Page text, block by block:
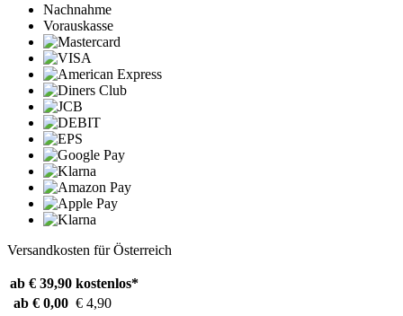
Nachnahme
Vorauskasse
Versandkosten für Österreich
ab € 39,90 kostenlos*
ab € 0,00 € 4,90